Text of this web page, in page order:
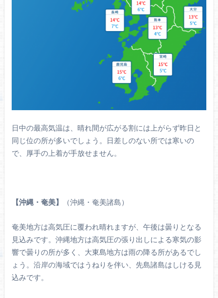
日中の最高気温は、晴れ間が広がる割には上がらず昨日と
同じ位の所が多いでしょう。日差しのない所では寒いの
で、厚手の上着が手放せません。
【沖縄・奄美】 （沖縄・奄美諸島）
奄美地方は高気圧に覆われ晴れますが、午後は曇りとなる
見込みです。沖縄地方は高気圧の張り出しによる寒気の影
響で曇りの所が多く、大東島地方は雨の降る所があるでし
ょう。沿岸の海域ではうねりを伴い、先島諸島はしける見
込みです。